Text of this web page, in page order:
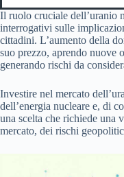
Il ruolo cruciale dell’uranio
interrogativi sulle
cittadini. L’aumento della
suo prezzo, aprendo nuove
generando rischi da
Investire nel mercato
dell’energia nucleare e, di
una scelta che richiede una
mercato, dei rischi